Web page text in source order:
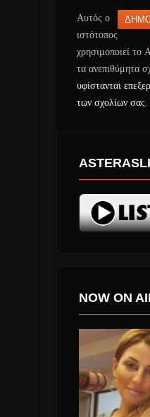
Αυτός ο
ιστότοπος
χρησιμοποιεί το
τα ανεπιθύμητα
υφίστανται
των σχολίων σας.
NOW ON